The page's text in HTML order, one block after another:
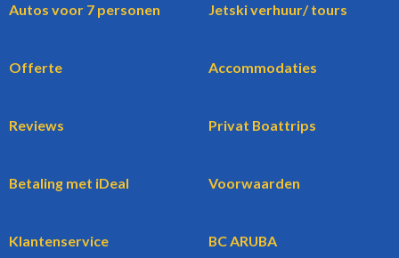
Autos voor 7 personen Jetski verhuur/ tours
Offerte Accommodaties
Reviews Privat Boattrips
Betaling met iDeal Voorwaarden
Klantenservice BC ARUBA